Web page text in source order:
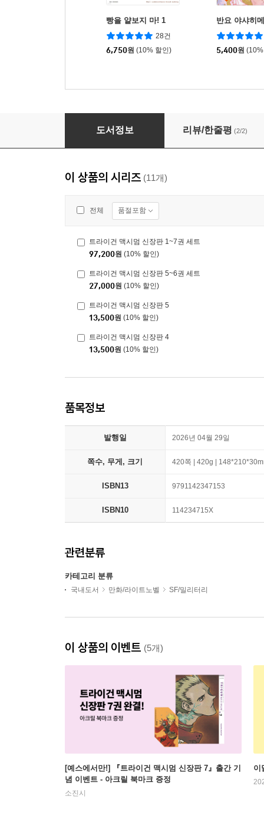
빵을 얕보지 마! 1
28건
6,750원 (10% 할인)
반요 야샤히
5,400원
트라이건 맥시멈 신장판 6
도서정보 리뷰/한줄평 (2/2)
이 상품의 시리즈 (11개)
전체 품절포함
트라이건 맥시멈 신장판 1~7권 세트
97,200원 (10% 할인)
트라이건 맥시멈 신장판 5~6권 세트
27,000원 (10% 할인)
트라이건 맥시멈 신장판 5
13,500원 (10% 할인)
트라이건 맥시멈 신장판 4
13,500원 (10% 할인)
품목정보
발행일 2026년 04월 29일
쪽수, 무게, 크기 420쪽 | 420g |
ISBN13 9791142347153
ISBN10 114234715X
관련분류
카테고리 분류
국내도서 만화/라이트노벨 SF/밀리터리
이 상품의 이벤트 (5개)
[예스에서만!] 『트라이건 맥시멈 신장판 7』출간 기
념 이벤트 - 아크릴 북마크 증정
소진시
이